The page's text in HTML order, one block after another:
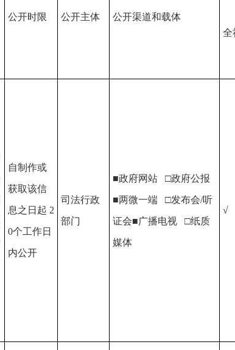
公开时限 公开主体 公开渠道和载体
全
自制作或
获取该信
息之日起 2
0个工作日
内公开
司法行政
部门
■政府网站 □政府公报
■两微一端 □发布会/听
证会■广播电视 □纸质
媒体
√